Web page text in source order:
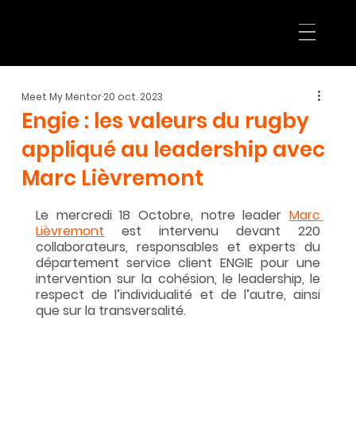
Engie : les valeurs du rugby
appliqué au leadership avec
Marc Lièvremont
Meet My Mentor20 oct. 2023
Le mercredi 18 Octobre, notre leader Marc
Lièvremont est intervenu devant 220
collaborateurs, responsables et experts du
département service client ENGIE pour une
intervention sur la cohésion, le leadership, le
respect de l’individualité et de l’autre, ainsi
que sur la transversalité.